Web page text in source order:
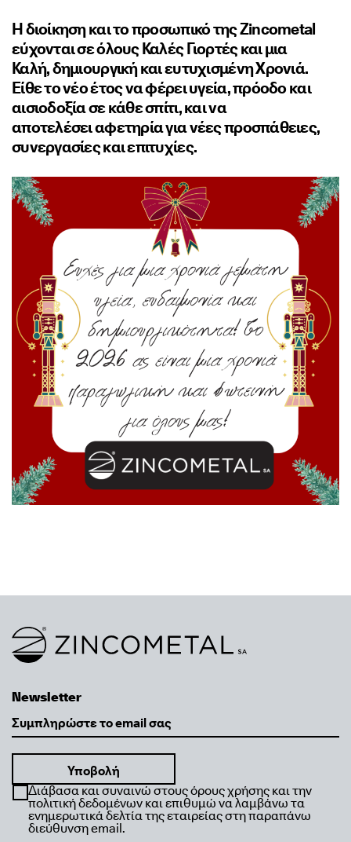
Η διοίκηση και το προσωπικό της Zincometal
εύχονται σε όλους Καλές Γιορτές και μια
Καλή, δημιουργική και ευτυχισμένη Χρονιά.
Είθε το νέο έτος να φέρει υγεία, πρόοδο και
αισιοδοξία σε κάθε σπίτι, και να
αποτελέσει αφετηρία για νέες προσπάθειες,
συνεργασίες και επιτυχίες.
Link to homepage
Newsletter
Διάβασα και συναινώ στους όρους χρήσης και την
πολιτική δεδομένων και επιθυμώ να λαμβάνω τα
ενημερωτικά δελτία της εταιρείας στη παραπάνω
διεύθυνση email.